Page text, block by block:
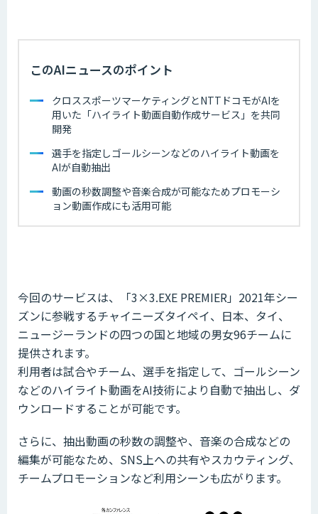
このAIニュースのポイント
クロススポーツマーケティングとNTTドコモがAIを
用いた「ハイライト動画自動作成サービス」を共同
開発
選手を指定しゴールシーンなどのハイライト動画を
AIが自動抽出
動画の秒数調整や音楽合成が可能なためプロモーシ
ョン動画作成にも活用可能
今回のサービスは、「3×3.EXE PREMIER」2021年シー
ズンに参戦するチャイニーズタイペイ、日本、タイ、
ニュージーランドの四つの国と地域の男女96チームに
提供されます。
利用者は試合やチーム、選手を指定して、ゴールシーン
などのハイライト動画をAI技術により自動で抽出し、ダ
ウンロードすることが可能です。
さらに、抽出動画の秒数の調整や、音楽の合成などの
編集が可能なため、SNS上への共有やスカウティング、
チームプロモーションなど利用シーンも広がります。